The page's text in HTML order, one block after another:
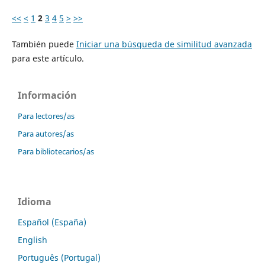
<< < 1 2 3 4 5 > >>
También puede Iniciar una búsqueda de similitud avanzada
para este artículo.
Información
Para lectores/as
Para autores/as
Para bibliotecarios/as
Idioma
Español (España)
English
Português (Portugal)